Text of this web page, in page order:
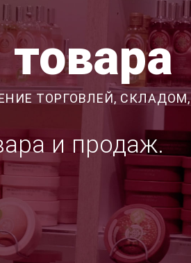
ТОРГОВЛЕЙ, СКЛАДОМ,
и продаж.